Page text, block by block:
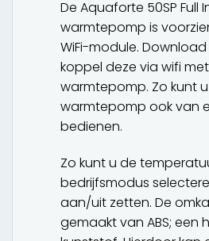
De Aquaforte 50SP Full
warmtepomp is
WiFi-module.
koppel deze via wifi
warmtepomp. Zo kunt
warmtepomp ook van
bedienen.
Zo kunt u de
bedrijfsmodus
aan/uit zetten. De
gemaakt van ABS; een